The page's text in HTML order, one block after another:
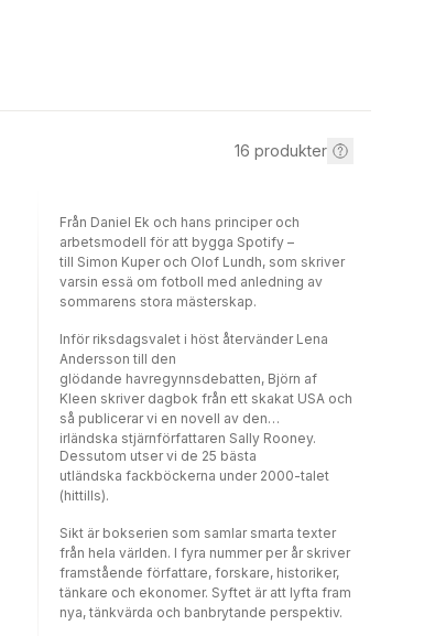
16 produkter
Från Daniel Ek och hans principer och
arbetsmodell för att bygga Spotify –
till Simon Kuper och Olof Lundh, som skriver
varsin essä om fotboll med anledning av
sommarens stora mästerskap.
Inför riksdagsvalet i höst återvänder Lena
Andersson till den
glödande havregynnsdebatten, Björn af
Kleen skriver dagbok från ett skakat USA och
så publicerar vi en novell av den
irländska stjärnförfattaren Sally Rooney.
Dessutom utser vi de 25 bästa
utländska fackböckerna under 2000-talet
(hittills).
Sikt är bokserien som samlar smarta texter
från hela världen. I fyra nummer per år skriver
framstående författare, forskare, historiker,
tänkare och ekonomer. Syftet är att lyfta fram
nya, tänkvärda och banbrytande perspektiv.